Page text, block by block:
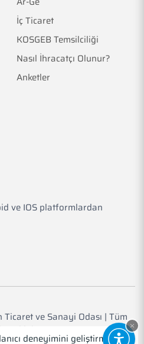
İç Ticaret
KOSGEB Temsilciliği
Nasıl İhracatçı Olunur?
Anketler
ve IOS platformlardan
ve Sanayi Odası | Tüm
Saklıdır.
deneyimini geliştirmek ve